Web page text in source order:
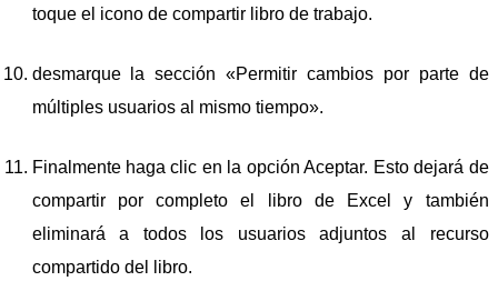
toque el icono de compartir libro de trabajo.
desmarque la sección «Permitir cambios por parte de
múltiples usuarios al mismo tiempo».
Finalmente haga clic en la opción Aceptar. Esto dejará de
compartir por completo el libro de Excel y también
eliminará a todos los usuarios adjuntos al recurso
compartido del libro.